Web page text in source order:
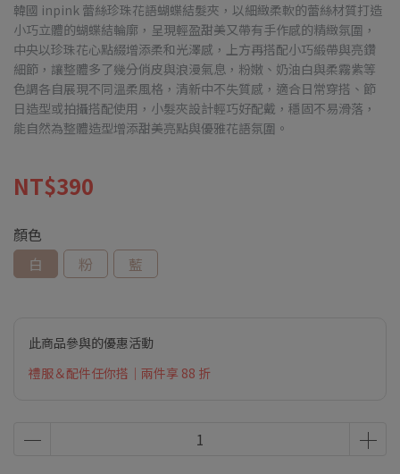
韓國 inpink 蕾絲珍珠花語蝴蝶結髮夾，以細緻柔軟的蕾絲材質打造
小巧立體的蝴蝶結輪廓，呈現輕盈甜美又帶有手作感的精緻氛圍，
中央以珍珠花心點綴增添柔和光澤感，上方再搭配小巧緞帶與亮鑽
細節，讓整體多了幾分俏皮與浪漫氣息，粉嫩、奶油白與柔霧紫等
色調各自展現不同溫柔風格，清新中不失質感，適合日常穿搭、節
日造型或拍攝搭配使用，小髮夾設計輕巧好配戴，穩固不易滑落，
能自然為整體造型增添甜美亮點與優雅花語氛圍。
NT$390
顏色
白
粉 藍
此商品參與的優惠活動
禮服＆配件任你搭｜兩件享 88 折